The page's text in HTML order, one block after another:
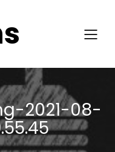
2021-08-